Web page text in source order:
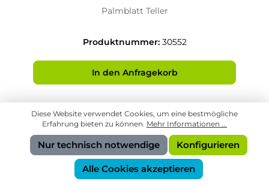
Palmblatt Teller
Produktnummer: 30552
In den Anfragekorb
Diese Website verwendet Cookies, um eine bestmögliche
Erfahrung bieten zu können. Mehr Informationen ...
Nur technisch notwendige Konfigurieren
Alle Cookies akzeptieren